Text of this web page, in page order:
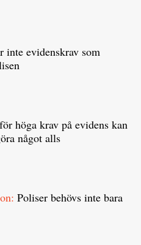
inte evidenskrav som
höga krav på evidens kan
något alls
Poliser behövs inte bara